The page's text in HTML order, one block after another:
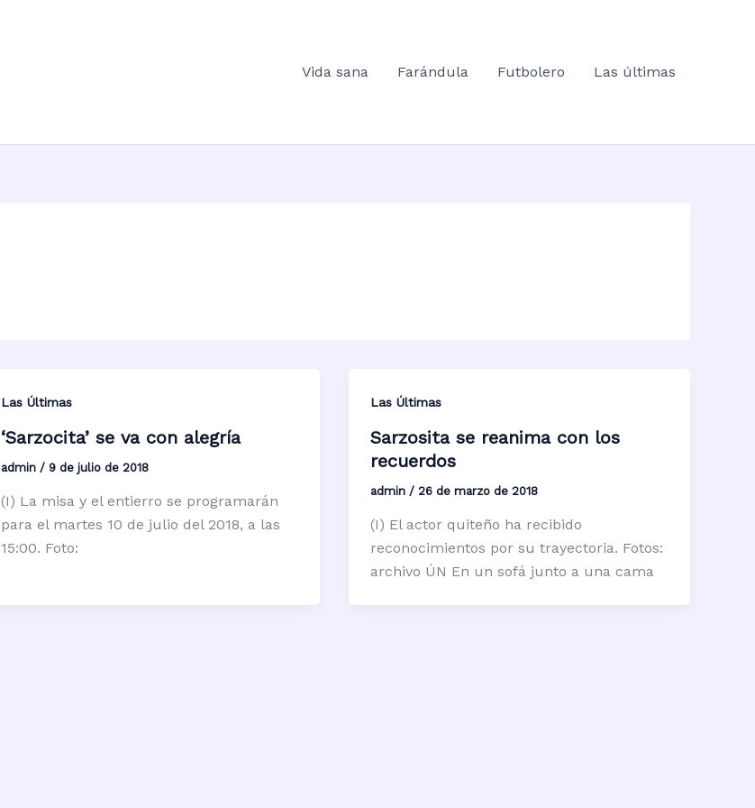
Vida sana
Farándula Futbolero Las últimas
Las Últimas
‘Sarzocita’ se va con alegría
admin / 9 de julio de 2018
(I) La misa y el entierro se programarán
para el martes 10 de julio del 2018, a las
15:00. Foto:
Las Últimas
Sarzosita se reanima con los
recuerdos
admin /26 de marzo de 2018
(I) El actor quiteño ha recibido
reconocimientos por su trayectoria. Fotos:
archivo ÚN En un sofá junto a una cama